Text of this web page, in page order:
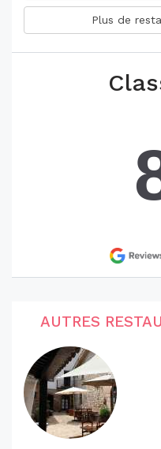
Plus de
AUTRES